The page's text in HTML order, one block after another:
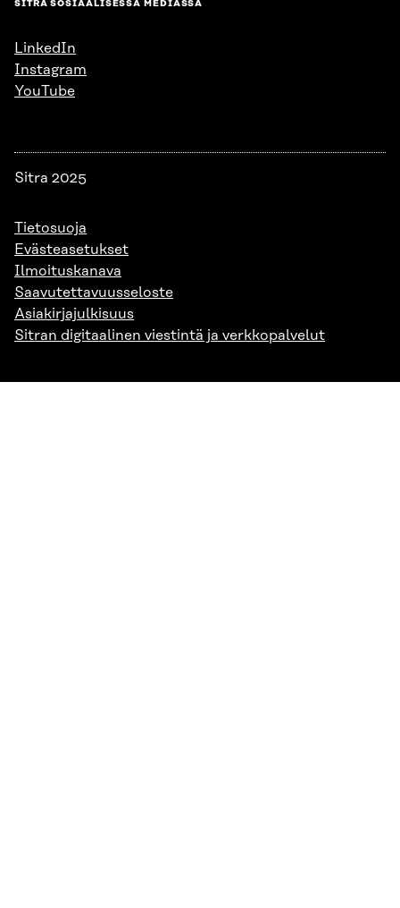
SITRA SOSIAALISESSA MEDIASSA
LinkedIn
Instagram
YouTube
Sitra 2025
Tietosuoja
Evästeasetukset
Ilmoituskanava
Saavutettavuusseloste
Asiakirjajulkisuus
Sitran digitaalinen viestintä ja verkkopalvelut